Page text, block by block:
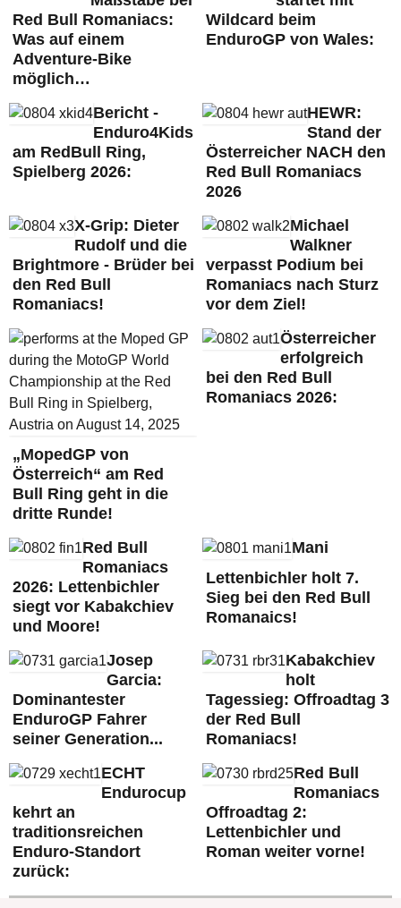
Red Bull Romaniacs:
Was auf einem
Adventure-Bike
möglich…
Wildcard beim
EnduroGP von Wales:
Bericht -
Enduro4Kids
am RedBull Ring,
Spielberg 2026:
HEWR:
Stand der
Österreicher NACH den
Red Bull Romaniacs
2026
X-Grip: Dieter
Rudolf und die
Brightmore - Brüder bei
den Red Bull
Romaniacs!
Michael
Walkner
verpasst Podium bei
Romaniacs nach Sturz
vor dem Ziel!
„MopedGP von
Österreich“ am Red
Bull Ring geht in die
dritte Runde!
Österreicher
erfolgreich
bei den Red Bull
Romaniacs 2026:
Red Bull
Romaniacs
2026: Lettenbichler
siegt vor Kabakchiev
und Moore!
Mani
Lettenbichler holt 7.
Sieg bei den Red Bull
Romanaics!
Josep
Garcia:
Dominantester
EnduroGP Fahrer
seiner Generation...
Kabakchiev
holt
Tagessieg: Offroadtag 3
der Red Bull
Romaniacs!
ECHT
Endurocup
kehrt an
traditionsreichen
Enduro-Standort
zurück:
Red Bull
Romaniacs
Offroadtag 2:
Lettenbichler und
Roman weiter vorne!